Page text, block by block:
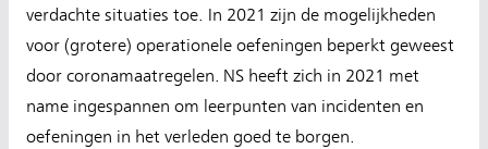
verdachte situaties toe. In 2021 zijn de mogelijkheden
voor (grotere) operationele oefeningen beperkt geweest
door coronamaatregelen. NS heeft zich in 2021 met
name ingespannen om leerpunten van incidenten en
oefeningen in het verleden goed te borgen.